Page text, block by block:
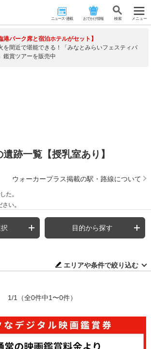
ニュース･連載 おでかけ情報 検 索 メニュー
港パーク席と宿泊ホテルがセット】
を間近で堪能できる！「みなとみらいフェスティバ
鑑賞ツアーを販売中
遺跡一覧【授乳室あり】
ウォーカープラス掲載の駅・路線について
た。
い。
目的から探す
エリアや条件で絞り込む
1/1 （全0件中1〜0件）